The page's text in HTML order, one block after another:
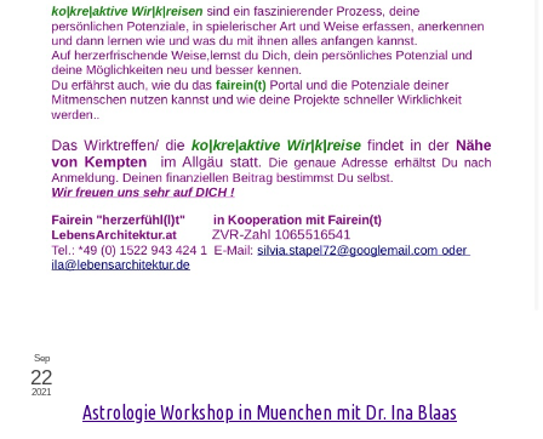
Astrologie Workshop in Muenchen mit Dr. Ina Blaas
Sep
22
2021